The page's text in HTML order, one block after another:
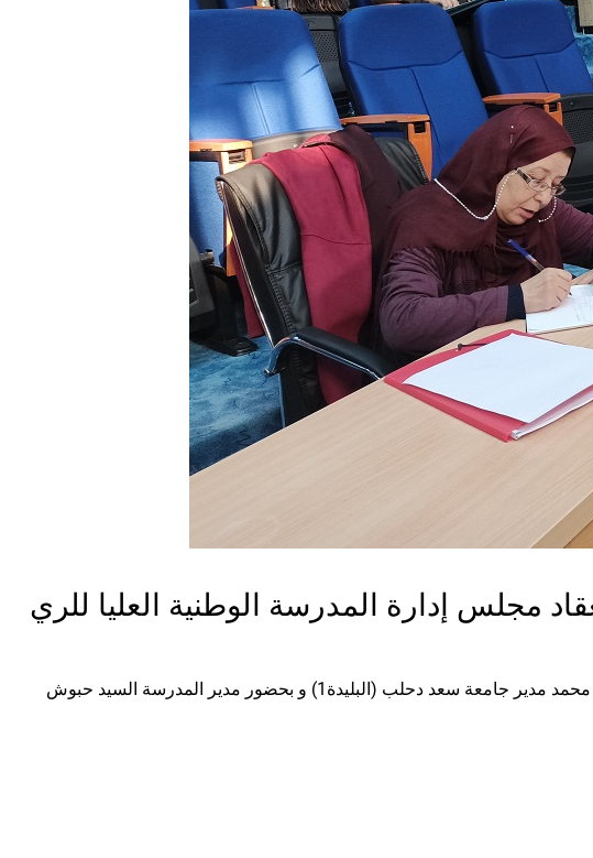
مجلس إدارة المدرسة الوطنية العليا للري
انعقد، بتاريخ اليوم الخميس 29 ديسمبر 2022، اجتماع مجلس إدارة المدرسة الوطنية العليا للري البليدةّ، برئاسة السيد بزينة محمد مدير جامعة سعد دحلب (البليدة1) و بحضور مدير المدرسة السيد حبوش